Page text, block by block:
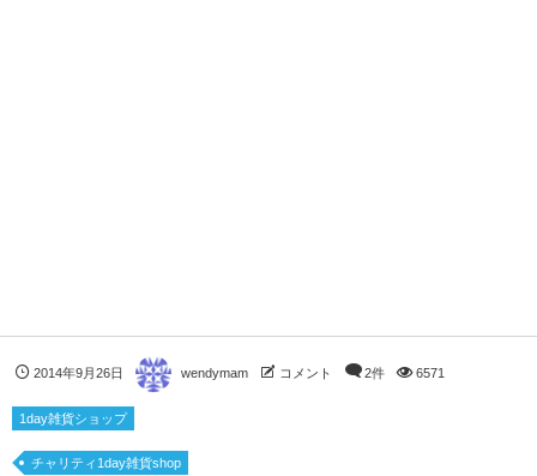
2014年9月26日 wendymam コメント 2件 6571
1day雑貨ショップ
チャリティ1day雑貨shop